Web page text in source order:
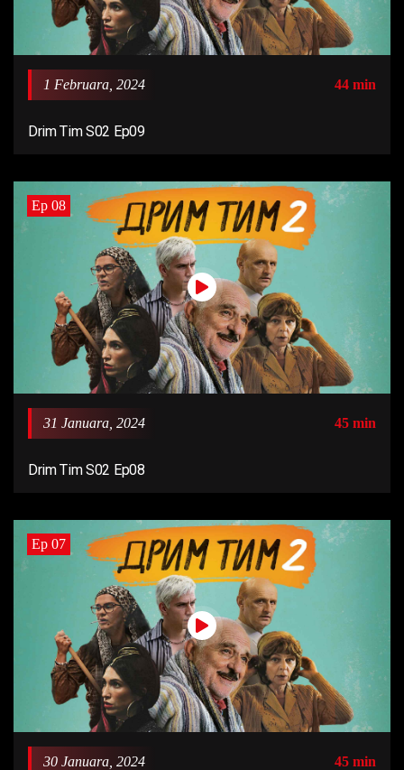
1 Februara, 2024 44 min
Drim Tim S02 Ep09
Ep 08
31 Januara, 2024 45 min
Drim Tim S02 Ep08
Ep 07
30 Januara, 2024 45 min